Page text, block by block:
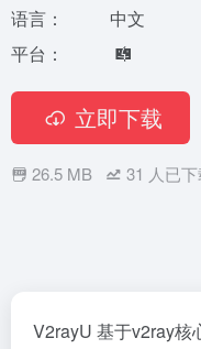
语言：
中文
平台：
立即下载
26.5 MB 31 人已
V2rayU 基于v2ray核